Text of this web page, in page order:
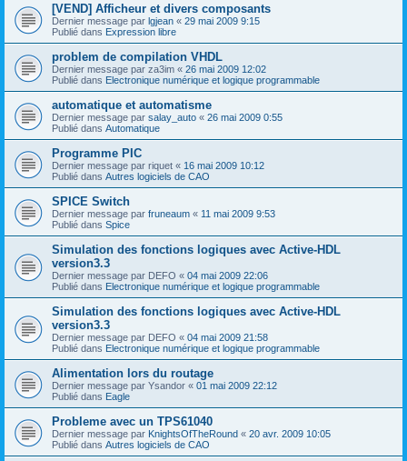
[VEND] Afficheur et divers composants
Dernier message par lgjean « 29 mai 2009 9:15
Publié dans Expression libre
problem de compilation VHDL
Dernier message par za3im « 26 mai 2009 12:02
Publié dans Electronique numérique et logique programmable
automatique et automatisme
Dernier message par salay_auto « 26 mai 2009 0:55
Publié dans Automatique
Programme PIC
Dernier message par riquet « 16 mai 2009 10:12
Publié dans Autres logiciels de CAO
SPICE Switch
Dernier message par fruneaum « 11 mai 2009 9:53
Publié dans Spice
Simulation des fonctions logiques avec Active-HDL
version3.3
Dernier message par DEFO « 04 mai 2009 22:06
Publié dans Electronique numérique et logique programmable
Simulation des fonctions logiques avec Active-HDL
version3.3
Dernier message par DEFO « 04 mai 2009 21:58
Publié dans Electronique numérique et logique programmable
Alimentation lors du routage
Dernier message par Ysandor « 01 mai 2009 22:12
Publié dans Eagle
Probleme avec un TPS61040
Dernier message par KnightsOfTheRound « 20 avr. 2009 10:05
Publié dans Autres logiciels de CAO